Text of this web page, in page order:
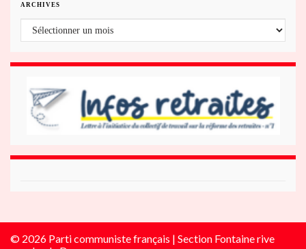
ARCHIVES
© 2026 Parti communiste français | Section Fontaine rive